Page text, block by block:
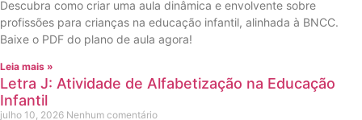
Descubra como criar uma aula dinâmica e envolvente sobre
profissões para crianças na educação infantil, alinhada à BNCC.
Baixe o PDF do plano de aula agora!
Leia mais »
Letra J: Atividade de Alfabetização na Educação
Infantil
julho 10, 2026 Nenhum comentário